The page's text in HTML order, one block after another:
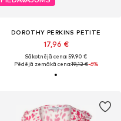
DOROTHY PERKINS PETITE
17,96 €
Sākotnējā cena: 59,90 €
Pēdējā zemākā cena:19,12 €-6%